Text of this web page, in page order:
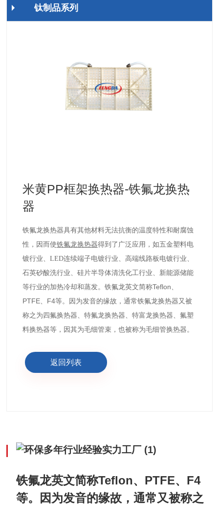
钛制品系列
米黄PP框架换热器-铁氟龙换热
器
铁氟龙换热器具有其他材料无法抗衡的温度特性和耐腐蚀
性，因而使铁氟龙换热器得到了广泛应用，如五金塑料电
镀行业、LED连续端子电镀行业、高端线路板电镀行业、
石英砂酸洗行业、硅片半导体清洗化工行业、新能源储能
等行业的加热冷却和蒸发。 铁氟龙英文简称Teflon、
PTFE、 F4等。因为发音的缘故，通常铁氟龙换热器又被
称之为四氟换热器、特氟龙换热器、特富龙换热器、氟塑
料换热器等，因其为毛细管束，也被称为毛细管换热器。
返回列表
铁氟龙英文简称Teflon、 PTFE、 F4
等。因为发音的缘故，通常又被称之